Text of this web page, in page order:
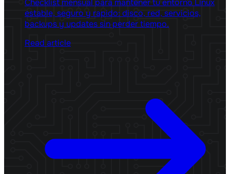
Checklist mensual para mantener tu entorno Linux
estable, seguro y rapido: disco, red, servicios,
backups y updates sin perder tiempo.
Read article